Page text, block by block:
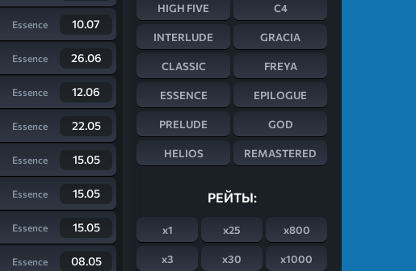
Essence 10.07
Essence 26.06
Essence 12.06
Essence 22.05
Essence 15.05
Essence 15.05
Essence 15.05
Essence 08.05
HIGH FIVE
INTERLUDE
CLASSIC
ESSENCE
PRELUDE
HELIOS
C4
GRACIA
FREYA
EPILOGUE
GOD
REMASTERED
РЕЙТЫ:
x1
x3
x25
x30
x800
x1000